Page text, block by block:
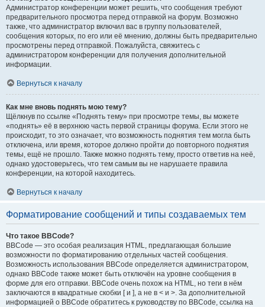
Администратор конференции может решить, что сообщения требуют
предварительного просмотра перед отправкой на форум. Возможно
также, что администратор включил вас в группу пользователей,
сообщения которых, по его или её мнению, должны быть предварительно
просмотрены перед отправкой. Пожалуйста, свяжитесь с
администратором конференции для получения дополнительной
информации.
Вернуться к началу
Как мне вновь поднять мою тему?
Щёлкнув по ссылке «Поднять тему» при просмотре темы, вы можете
«поднять» её в верхнюю часть первой страницы форума. Если этого не
происходит, то это означает, что возможность поднятия тем могла быть
отключена, или время, которое должно пройти до повторного поднятия
темы, ещё не прошло. Также можно поднять тему, просто ответив на неё,
однако удостоверьтесь, что тем самым вы не нарушаете правила
конференции, на которой находитесь.
Вернуться к началу
Форматирование сообщений и типы создаваемых тем
Что такое BBCode?
BBCode — это особая реализация HTML, предлагающая большие
возможности по форматированию отдельных частей сообщения.
Возможность использования BBCode определяется администратором,
однако BBCode также может быть отключён на уровне сообщения в
форме для его отправки. BBCode очень похож на HTML, но теги в нём
заключаются в квадратные скобки [ и ], а не в < и >. За дополнительной
информацией о BBCode обратитесь к руководству по BBCode, ссылка на